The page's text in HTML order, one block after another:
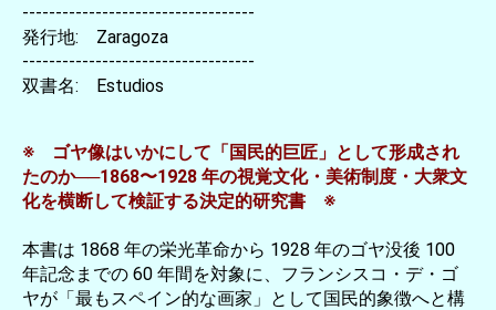
-----------------------------------
発行地: Zaragoza
-----------------------------------
双書名: Estudios
※ ゴヤ像はいかにして「国民的巨匠」として形成され
たのか──1868〜1928 年の視覚文化・美術制度・大衆文
化を横断して検証する決定的研究書 ※
本書は 1868 年の栄光革命から 1928 年のゴヤ没後 100
年記念までの 60 年間を対象に、フランシスコ・デ・ゴ
ヤが「最もスペイン的な画家」として国民的象徴へと構